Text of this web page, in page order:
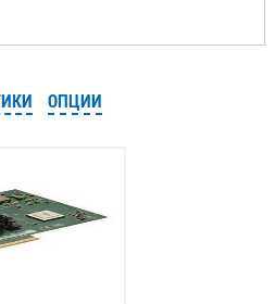
ОПЦИИ